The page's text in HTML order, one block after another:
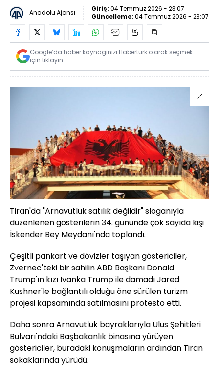
Anadolu Ajansı Giriş: 04 Temmuz 2026 - 23:07
Güncelleme: 04 Temmuz 2026 - 23:07
Google’da haber kaynağınızı Habertürk olarak seçmek
için tıklayın
Tiran'da "Arnavutluk satılık değildir" sloganıyla
düzenlenen gösterilerin 34. gününde çok sayıda kişi
İskender Bey Meydanı'nda toplandı.
Çeşitli pankart ve dövizler taşıyan göstericiler,
Zvernec'teki bir sahilin ABD Başkanı Donald
Trump'ın kızı Ivanka Trump ile damadı Jared
Kushner'le bağlantılı olduğu öne sürülen turizm
projesi kapsamında satılmasını protesto etti.
Daha sonra Arnavutluk bayraklarıyla Ulus Şehitleri
Bulvarı'ndaki Başbakanlık binasına yürüyen
göstericiler, buradaki konuşmaların ardından Tiran
sokaklarında yürüdü.